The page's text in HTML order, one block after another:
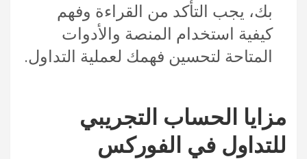
بك، يجب التأكد من القراءة وفهم
كيفية استخدام المنصة والأدوات
المتاحة لتحسين فهمك لعملية التداول.
مزايا الحساب التجريبي
للتداول في الفوركس